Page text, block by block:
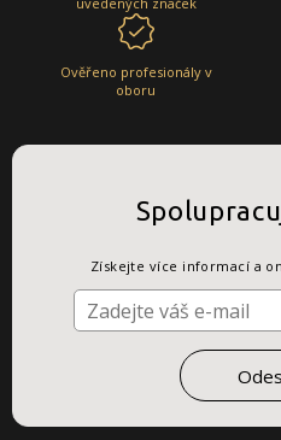
Ověřeno profesionály v
oboru
Získejte více informací a